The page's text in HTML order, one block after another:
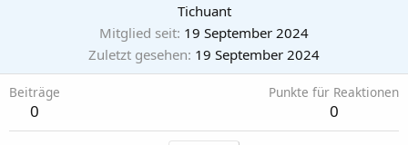
Tichuant
Mitglied seit 19 September 2024
Zuletzt gesehen 19 September 2024
Beiträge
0
Punkte für Reaktionen
0